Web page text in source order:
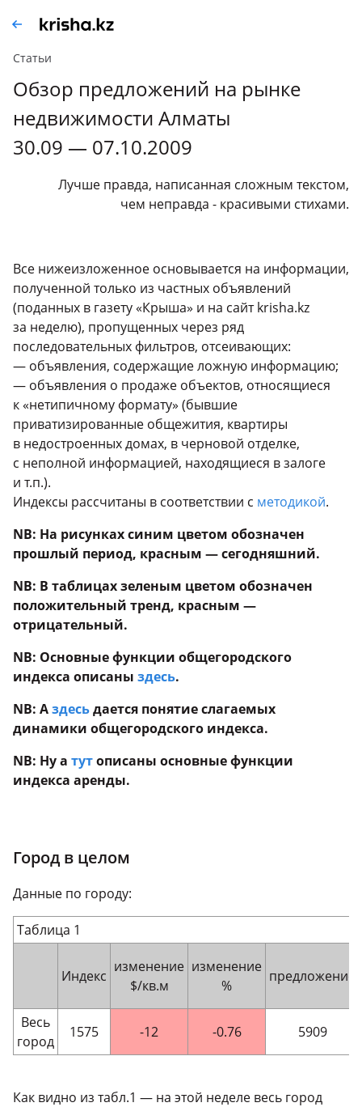
Статьи
Обзор предложений на рынке
недвижимости Алматы
30.09 — 07.10.2009
Лучше правда, написанная сложным текстом,
чем неправда - красивыми стихами.
Все нижеизложенное основывается на информации,
полученной только из частных объявлений
(поданных в газету «Крыша» и на сайт krisha.kz
за неделю), пропущенных через ряд
последовательных фильтров, отсеивающих:
— объявления, содержащие ложную информацию;
— объявления о продаже объектов, относящиеся
к «нетипичному формату» (бывшие
приватизированные общежития, квартиры
в недостроенных домах, в черновой отделке,
с неполной информацией, находящиеся в залоге
и т.п.).
Индексы рассчитаны в соответствии с методикой.
NB: На рисунках синим цветом обозначен
прошлый период, красным — сегодняшний.
NB: В таблицах зеленым цветом обозначен
положительный тренд, красным —
отрицательный.
NB: Основные функции общегородского
индекса описаны здесь.
NB: Аздесьдается понятие слагаемых
динамики общегородского индекса.
NB: Ну а тутописаны основные функции
индекса аренды.
Город в целом
Данные по городу:
Таблица 1
Индекс
изменение
$/кв.м
изменение
%
предложение
Весь
город
1575 -12 -0.76 5909
Как видно из табл.1 — на этой неделе весь город